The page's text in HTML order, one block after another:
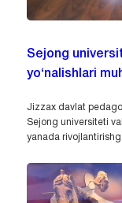
Sejong
yo‘nalishlari
Jizzax davlat
Sejong universiteti
yanada